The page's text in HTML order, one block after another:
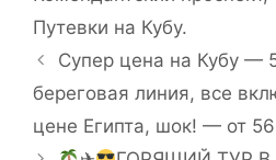
Путевки на Кубу.
Супер цена на Кубу —
береговая линия, все
цене Египта, шок! — от